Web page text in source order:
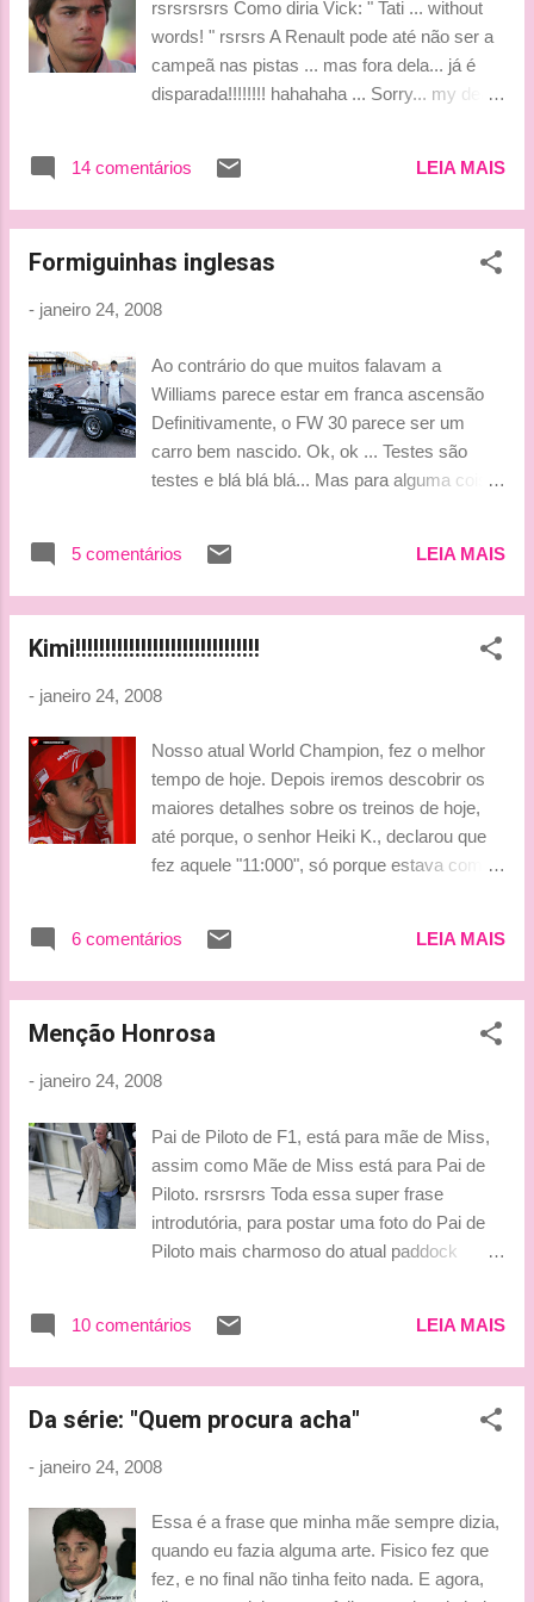
rsrsrsrsrs Como diria Vick: " Tati ... without
words! " rsrsrs A Renault pode até não ser a
campeã nas pistas ... mas fora dela... já é
disparada!!!!!!!! hahahaha ... Sorry... my dear
hehe Bjinhossss a todos!!!!! *** Tati *** Fonte
das fotos do Alonso :
14 comentários LEIA MAIS
Formiguinhas inglesas
- janeiro 24, 2008
Ao contrário do que muitos falavam a
Williams parece estar em franca ascensão
Definitivamente, o FW 30 parece ser um
carro bem nascido. Ok, ok ... Testes são
testes e blá blá blá... Mas para alguma coisa
adaptado e o FW30, especialmente quando
pilotados por Nico Rosberg, andaram entre
Nico se disse feliz com os resultados, mas
exageradas . "A primeira sensação foi
bastante, e sempre é bom sair dos boxes.
Mas não quero falar 'nossa, é inacreditável',
porque ainda é muito cedo e precisamos
esperar um pouco. Não é sem pre fácil guiar
este carro, e temos que resolver algumas
Mas estou feliz. A simulação foi boa e, ao
Nakajima treinaram. O japonês fechou o d...
5 comentários LEIA MAIS
Kimi!!!!!!!!!!!!!!!!!!!!!!!!!!!!!!!
- janeiro 24, 2008
Nosso atual World Champion, fez o melhor
tempo de hoje. Depois iremos descobrir os
maiores detalhes sobre os treinos de hoje,
até porque, o senhor Heiki K., declarou que
fez aquele "11:000", só porque estava com o
Hamilton. Como sou uma Manager
orgulhosa de nossos pilotos, vou postar os
Räikkönen Ferrari F2008 1:11.189 88 voltas
1:11;206 +0.017 89 (vamos ver qual será a
Massa Ferrari F2008 1:11.831 +0.642 96 (no
words) 4. K. Nakajima Williams FW30
1:11.971 +0.782 116 ( quantos strikes de
mecânicos ele fará essa ano?) 5. L. Hamilton
McLaren MP4-23 1:11.994 +0.805 84 (ahhh,
F1.08 1:12.095 +0.906 86 (aiaiaia, kd o
verdade) 8. S. Vettel ...
6 comentários LEIA MAIS
Menção Honrosa
- janeiro 24, 2008
Pai de Piloto de F1, está para mãe de Miss,
assim como Mãe de Miss está para Pai de
Piloto. rsrsrsrs Toda essa super frase
introdutória, para postar uma foto do Pai de
Piloto mais charmoso do atual paddock
mas não há concorrência). John Button, é o
maior companheiro de Jenson, e hoje estava
daquele indefectível carro branco, que está
minha menção honrosa ao "Daddy" do dia.
sobre a importância do pai dele em sua vida
e carreira). By Vick
10 comentários LEIA MAIS
Da série: "Quem procura acha"
- janeiro 24, 2008
Essa é a frase que minha mãe sempre dizia,
quando eu fazia alguma arte. Fisico fez que
fez, e no final não tinha feito nada. E agora,